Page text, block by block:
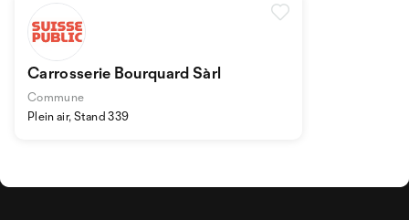
Carrosserie Bourquard Sàrl
Commune
Plein air, Stand 339